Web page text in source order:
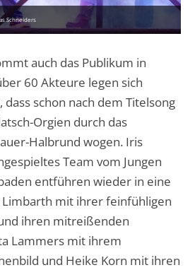
Schneiders
auch das Publikum in
60 Akteure legen sich
schon nach dem Titelsong
Orgien durch das
Halbrund wogen. Iris
Team vom Jungen
entführen wieder in eine
Limbarth mit ihrer feinfühligen
ihren mitreißenden
Lammers mit ihrem
und Heike Korn mit ihren